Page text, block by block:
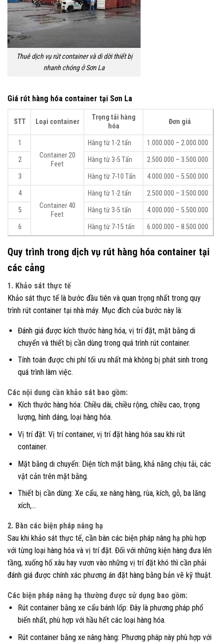
Thuê dịch vụ rút container và di dời thiết bị
nhanh chóng ở Sơn La
Giá rút hàng hóa container tại Sơn La
STT Loại container
Trọng tải hàng
hóa
Đơn giá
1
Container 20
Feet
Hàng từ 1-2 tấn
1.000.000 – 2.000.000
2
Hàng từ 3-5 Tấn
2.500.000 – 3.500.000
3
Hàng từ 7-10 Tấn
4.000.000 – 5.500.000
4
Container 40
Feet
Hàng từ 1-2 tấn
2.500.000 – 3.500.000
5
Hàng từ 3-5 tấn
4.000.000 – 5.500.000
6
Hàng từ 7-15 tấn 6.000.000 – 8.500.000
Quy trình trong dịch vụ rút hàng hóa container tại
các cảng
1. Khảo sát thực tế
Khảo sát thực tế là bước đầu tiên và quan trọng nhất trong quy
trình rút container tại nhà máy. Mục đích của bước này là:
Đánh giá được kích thước hàng hóa, vị trí đặt, mặt bằng di
chuyển và thiết bị cần dùng trong quá trình rút container.
Tính toán được chi phí tối ưu nhất mà không bị phát sinh trong
quá trình làm việc.
Các nội dung cần khảo sát bao gồm:
Kích thước hàng hóa: Chiều dài, chiều rộng, chiều cao, trọng
lượng, hình dáng, loại hàng hóa.
Vị trí đặt: Vị trí container, vị trí đặt hàng hóa sau khi rút
container.
Mặt bằng di chuyển: Diện tích mặt bằng, khả năng chịu tải, các
vật cản trên mặt bằng.
Thiết bị cần dùng: Xe cẩu, xe nâng hàng, rùa, kích, gỗ, ba lăng
xích,…
2. Bàn các biện pháp nâng hạ
Sau khi khảo sát thực tế, cần bàn các biện pháp nâng hạ phù hợp
với từng loại hàng hóa và vị trí đặt. Đối với những kiện hàng đưa lên
tầng, xuống hố xâu hay vươn vào những vị trí đặt khó thì cần phải
đánh giá được chính xác phương án đặt hàng bằng bản vẽ kỹ thuật.
Các biện pháp nâng hạ thường được sử dụng bao gồm:
Rút container bằng xe cẩu bánh lốp: Đây là phương pháp phổ
biến nhất, phù hợp với hầu hết các loại hàng hóa.
Rút container bằng xe nâng hàng: Phương pháp này phù hợp với